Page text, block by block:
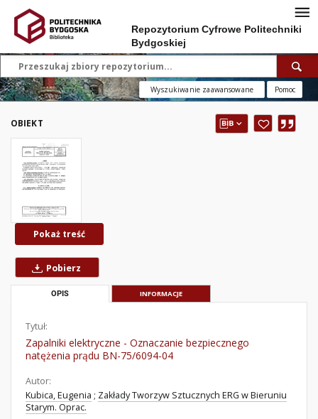
Repozytorium Cyfrowe Politechniki
Bydgoskiej
Wyszukiwanie zaawansowane Pomoc
OBIEKT
Pokaż treść
Pobierz
OPIS INFORMACJE
Tytuł:
Zapalniki elektryczne - Oznaczanie bezpiecznego
natężenia prądu BN-75/6094-04
Autor:
Kubica, Eugenia ; Zakłady Tworzyw Sztucznych ERG w Bieruniu
Starym. Oprac.